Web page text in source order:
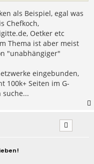
als Beispiel, egal was
Chefkoch,
Oetker etc
Thema ist aber meist
"unabhängiger"
eingebunden,
100k+ Seiten im G-
suche...